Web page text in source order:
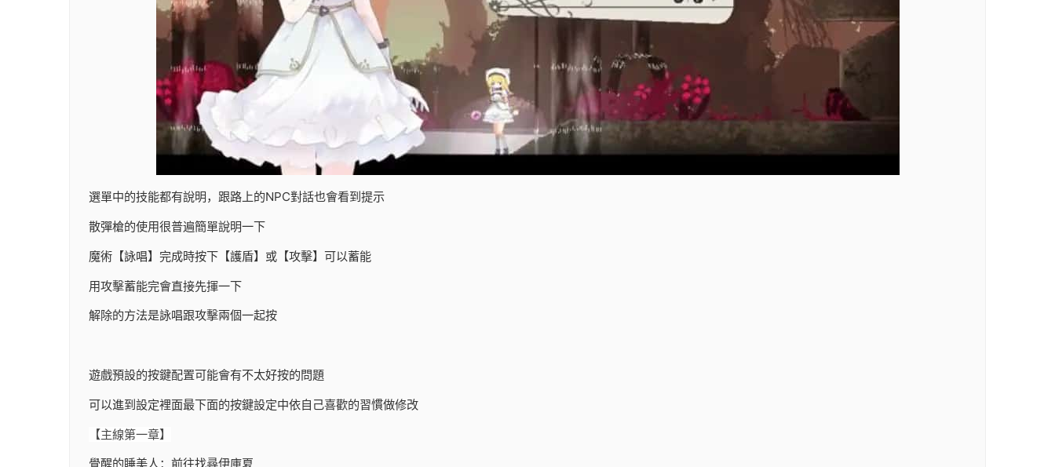
選單中的技能都有說明，跟路上的NPC對話也會看到提示
散彈槍的使用很普遍簡單說明一下
魔術【詠唱】完成時按下【護盾】或【攻擊】可以蓄能
用攻擊蓄能完會直接先揮一下
解除的方法是詠唱跟攻擊兩個一起按
遊戲預設的按鍵配置可能會有不太好按的問題
可以進到設定裡面最下面的按鍵設定中依自己喜歡的習慣做修改
【主線第一章】
覺醒的睡美人：前往找尋伊庫夏